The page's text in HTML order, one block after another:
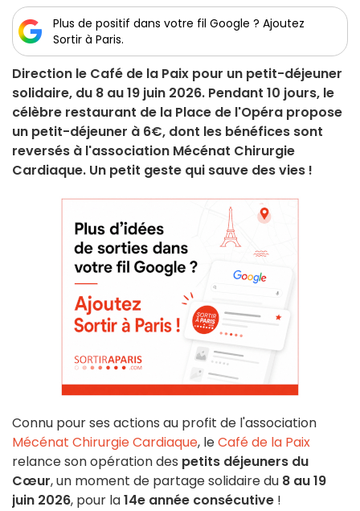
Plus de positif dans votre fil Google ? Ajoutez
Sortir à Paris.
Direction le Café de la Paix pour un petit-déjeuner
solidaire, du 8 au 19 juin 2026. Pendant 10 jours, le
célèbre restaurant de la Place de l'Opéra propose
un petit-déjeuner à 6€, dont les bénéfices sont
reversés à l'association Mécénat Chirurgie
Cardiaque. Un petit geste qui sauve des vies !
Connu pour ses actions au profit de l'association
Mécénat Chirurgie Cardiaque, leCafé de la Paix
relance son opération des petits déjeuners du
Cœur, un moment de partage solidaire du 8 au 19
juin 2026, pour la14e année consécutive !